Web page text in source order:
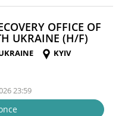
OFFICE OF
UKRAINE (H/F)
KYIV
23:59